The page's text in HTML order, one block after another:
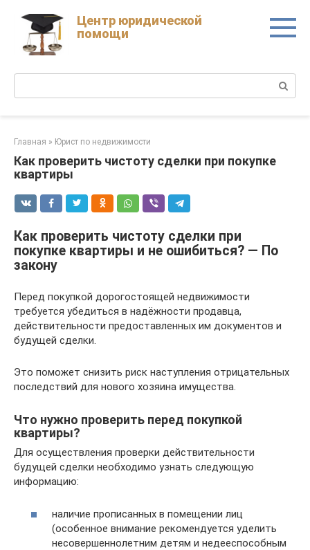
content
Центр юридической
помощи
Главная » Юрист по недвижимости
Как проверить чистоту сделки при покупке
квартиры
Как проверить чистоту сделки при
покупке квартиры и не ошибиться? — По
закону
Перед покупкой дорогостоящей недвижимости
требуется убедиться в надёжности продавца,
действительности предоставленных им документов и
будущей сделки.
Это поможет снизить риск наступления отрицательных
последствий для нового хозяина имущества.
Что нужно проверить перед покупкой
квартиры?
Для осуществления проверки действительности
будущей сделки необходимо узнать следующую
информацию:
наличие прописанных в помещении лиц
(особенное внимание рекомендуется уделить
несовершеннолетним детям и недееспособным